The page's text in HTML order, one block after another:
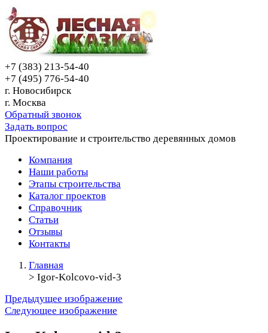
+7 (383) 213-54-40
+7 (495) 776-54-40
г. Новосибирск
г. Москва
Обратный звонок
Задать вопрос
Проектирование и строительство деревянных домов
Компания
Наши работы
Этапы строительства
Каталог проектов
Справочник
Статьи
Отзывы
Контакты
Главная
> Igor-Kolcovo-vid-3
Предыдущее изображение
Следующее изображение